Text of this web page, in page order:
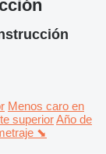
Menos caro en
superiorAño de
⬊